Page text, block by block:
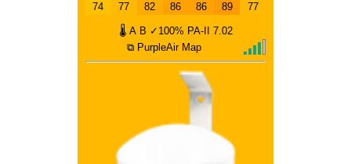
74
77
82
86
86
89
77
🌡 A B ✓100% PA-II
7.02
⧉ PurpleAir Map